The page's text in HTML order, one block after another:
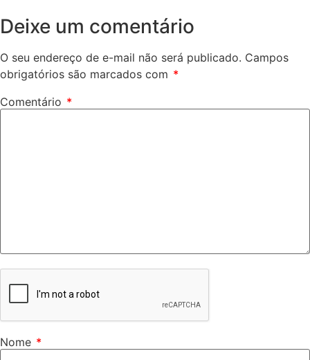
Deixe um comentário
O seu endereço de e-mail não será publicado. Campos
obrigatórios são marcados com *
Comentário *
Nome *